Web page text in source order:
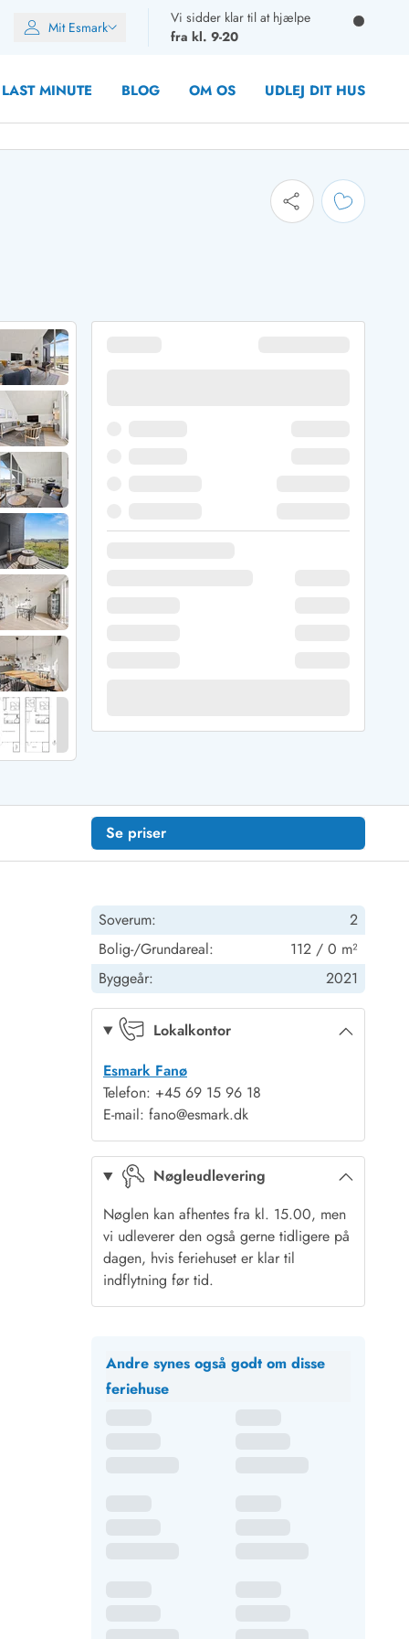
Mit Esmark
Vi sidder klar til at hjælpe
fra kl. 9-20
LAST MINUTE BLOG OM OS UDLEJ DIT HUS
Se priser
Soverum:
2
Bolig-/Grundareal:
112 / 0 m²
Byggeår:
2021
Lokalkontor
Esmark Fanø
Telefon: +45 69 15 96 18
E-mail: fano@esmark.dk
Nøgleudlevering
Nøglen kan afhentes fra kl. 15.00, men
vi udleverer den også gerne tidligere på
dagen, hvis feriehuset er klar til
indflytning før tid.
Andre synes også godt om disse
feriehuse